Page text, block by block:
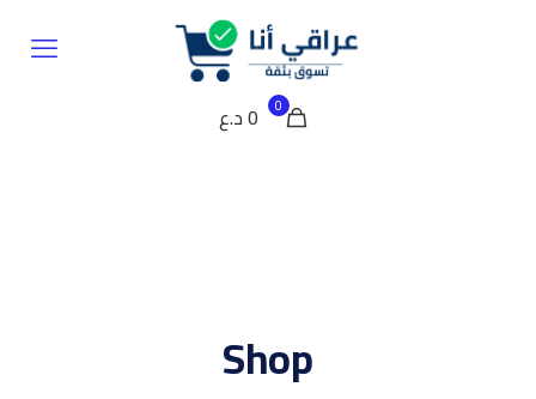
0 0 د.ع
Shop